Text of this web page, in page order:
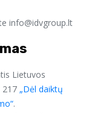
info@idvgroup.lt
Lietuvos
217 „Dėl daiktų
.